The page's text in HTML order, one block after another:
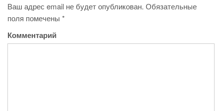
Ваш адрес email не будет опубликован. Обязательные
поля помечены *
Комментарий